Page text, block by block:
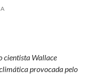
cientista Wallace
provocada pelo